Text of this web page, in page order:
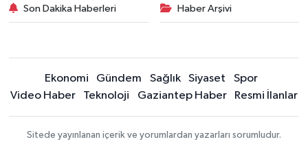
Son Dakika Haberleri Haber Arşivi
Ekonomi Gündem Sağlık Siyaset
Spor
Video Haber
Teknoloji Gaziantep Haber Resmi İlanlar
Sitede yayınlanan içerik ve yorumlardan yazarları sorumludur.